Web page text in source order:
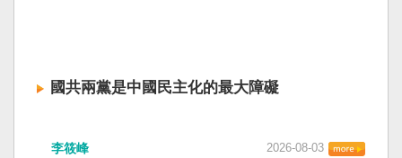
國共兩黨是中國民主化的最大障礙
李筱峰 2026-08-03